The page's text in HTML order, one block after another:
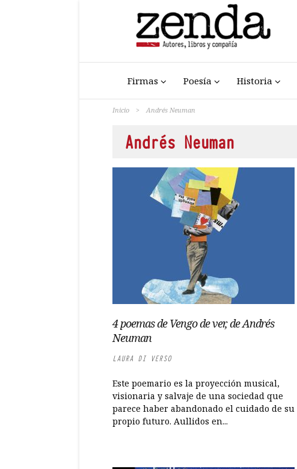
Firmas Poesía Historia
Inicio > Andrés Neuman
Andrés Neuman
4 poemas de Vengo de ver, de Andrés
Neuman
LAURA DI VERSO
Este poemario es la proyección musical,
visionaria y salvaje de una sociedad que
parece haber abandonado el cuidado de su
propio futuro. Aullidos en...